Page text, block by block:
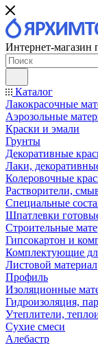
Интернет-магазин
Каталог
Лакокрасочные
Аэрозольные
Краски и эмали
Грунты
Декоративные
Лаки,
Колеровочные
Растворители,
Специальные
Шпатлевки
Строительные
Гипсокартон и
Комплектующие
Листовой материал
Профиль
Изоляционные
Гидроизоляция,
Утеплители,
Сухие смеси
Алебастр